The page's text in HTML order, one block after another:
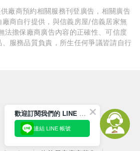
廠商預約相關服務刊登廣告，相關廣告
商自行提供，與信義房屋/信義居家無
法擔保廠商廣告內容的正確性、可信度
服務品質負責，所生任何爭議皆請自行
訂閱電子報 歡迎訂閱我們的 LINE 官方帳號
連結 LINE 帳號